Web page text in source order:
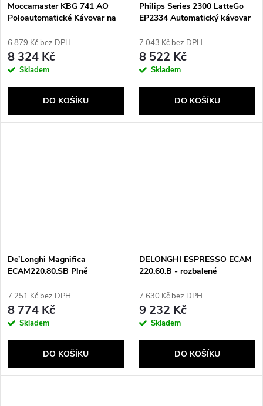
Moccamaster KBG 741 AO
Poloautomatické Kávovar na
6 879 Kč bez DPH
8 324 Kč
Skladem
DO KOŠÍKU
Philips Series 2300 LatteGo
EP2334 Automatický kávovar
7 043 Kč bez DPH
8 522 Kč
Skladem
DO KOŠÍKU
De’Longhi Magnifica
ECAM220.80.SB Plně
překapávanou kávu 1,8 l
7 251 Kč bez DPH
8 774 Kč
Skladem
DO KOŠÍKU
DELONGHI ESPRESSO ECAM
220.60.B - rozbalené
7 630 Kč bez DPH
9 232 Kč
Skladem
DO KOŠÍKU